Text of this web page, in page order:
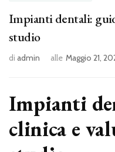
Impianti dentali:
studio
di admin alle Maggio 21,
Impianti
clinica e